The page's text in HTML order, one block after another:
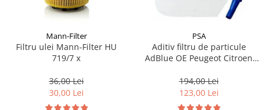
Mann-Filter
Filtru ulei Mann-Filter HU
719/7 x
36,00 Lei
30,00 Lei
PSA
Aditiv filtru de particule
AdBlue OE Peugeot Citroen
194,00 Lei
123,00 Lei